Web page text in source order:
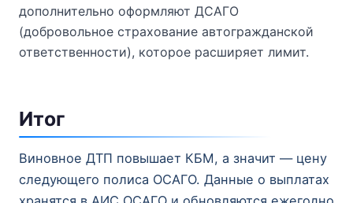
дополнительно оформляют ДСАГО
(добровольное страхование автогражданской
ответственности), которое расширяет лимит.
Итог
Виновное ДТП повышает КБМ, а значит — цену
следующего полиса ОСАГО. Данные о выплатах